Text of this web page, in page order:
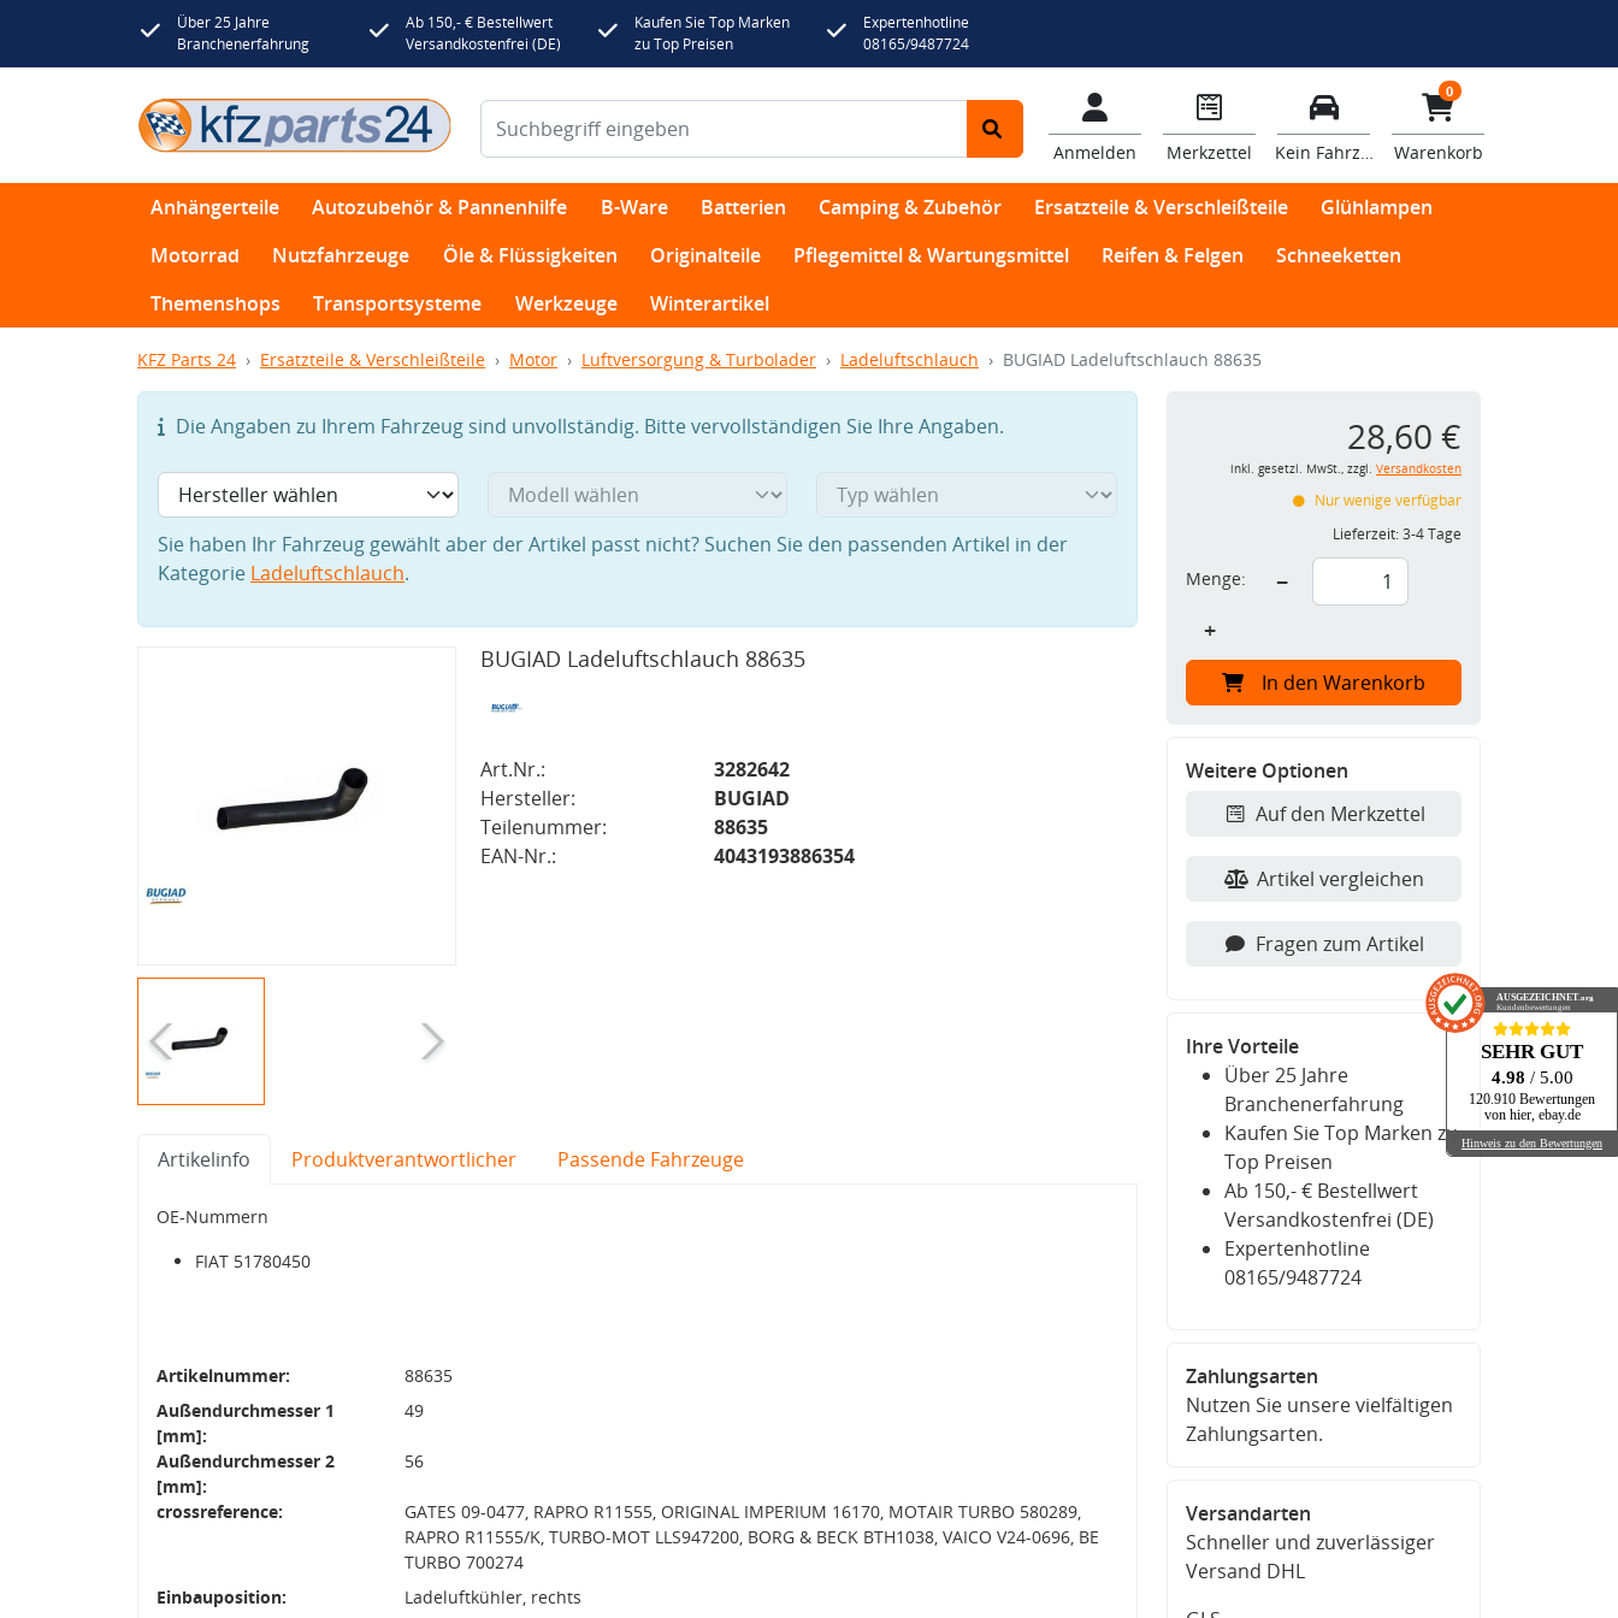
Über 25 Jahre
Branchenerfahrung
Ab 150,- € Bestellwert
Versandkostenfrei (DE)
Kaufen Sie Top Marken
zu Top Preisen
Expertenhotline
08165/9487724
Anmelden Merkzettel Kein Fahrzeug
0
Warenkorb
Anhängerteile Autozubehör & Pannenhilfe B-Ware Batterien Camping & Zubehör Ersatzteile & Verschleißteile
Glühlampen
Motorrad
Nutzfahrzeuge Öle & Flüssigkeiten Originalteile Pflegemittel & Wartungsmittel Reifen & Felgen
Schneeketten
Themenshops
Transportsysteme Werkzeuge Winterartikel
KFZ Parts 24 Ersatzteile & Verschleißteile Motor Luftversorgung & Turbolader Ladeluftschlauch BUGIAD Ladeluftschlauch 88635
Die Angaben zu Ihrem Fahrzeug sind unvollständig. Bitte vervollständigen Sie Ihre Angaben.
Sie haben Ihr Fahrzeug gewählt aber der Artikel passt nicht? Suchen Sie den passenden Artikel in der
Kategorie Ladeluftschlauch.
BUGIAD Ladeluftschlauch 88635
Art.Nr.:
3282642
Hersteller:
BUGIAD
Teilenummer:
88635
EAN-Nr.:
4043193886354
Artikelinfo Produktverantwortlicher Passende Fahrzeuge
OE-Nummern
FIAT 51780450
Artikelnummer:
88635
Außendurchmesser 1
[mm]:
49
Außendurchmesser 2
[mm]:
56
crossreference:
GATES 09-0477, RAPRO R11555, ORIGINAL IMPERIUM 16170, MOTAIR TURBO 580289,
RAPRO R11555/K, TURBO-MOT LLS947200, BORG & BECK BTH1038, VAICO V24-0696, BE
TURBO 700274
Einbauposition:
Ladeluftkühler, rechts
28,60 €
inkl. gesetzl. MwSt., zzgl. Versandkosten
Nur wenige verfügbar
Lieferzeit:3-4 Tage
Menge:
−
+
In den Warenkorb
Weitere Optionen
Auf den Merkzettel
Artikel vergleichen
Fragen zum Artikel
Ihre Vorteile
Über 25 Jahre
Branchenerfahrung
Kaufen Sie Top Marken zu
Top Preisen
Ab 150,- € Bestellwert
Versandkostenfrei (DE)
Expertenhotline
08165/9487724
Zahlungsarten
Nutzen Sie unsere vielfältigen
Zahlungsarten.
Versandarten
Schneller und zuverlässiger
Versand DHL
AUSGEZEICHNET.org
Kundenbewertungen
SEHR GUT
4.98 / 5.00
120.910 Bewertungen
von hier, ebay.de
Hinweis zu den Bewertungen